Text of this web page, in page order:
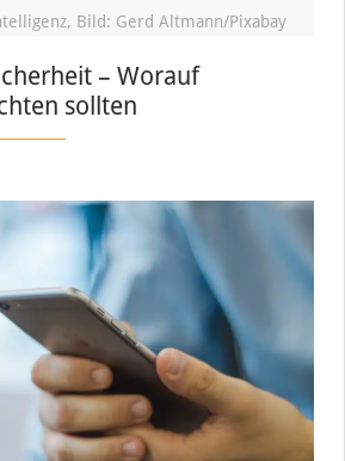
Bild: Gerd Altmann/Pixabay
– Worauf
sollten